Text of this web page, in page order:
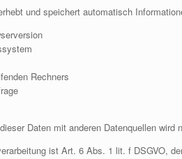
und speichert automatisch
Rechners
Daten mit anderen Datenquellen wird
ist Art. 6 Abs. 1 lit. f DSGVO,